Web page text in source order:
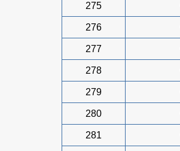
275
276
277
278
279
280
281